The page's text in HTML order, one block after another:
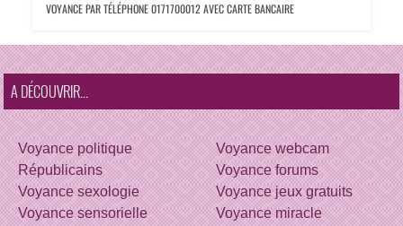
VOYANCE PAR TÉLÉPHONE 0171700012AVEC CARTE BANCAIRE
A DÉCOUVRIR...
Voyance politique
Républicains
Voyance sexologie
Voyance sensorielle
Voyance webcam
Voyance forums
Voyance jeux gratuits
Voyance miracle